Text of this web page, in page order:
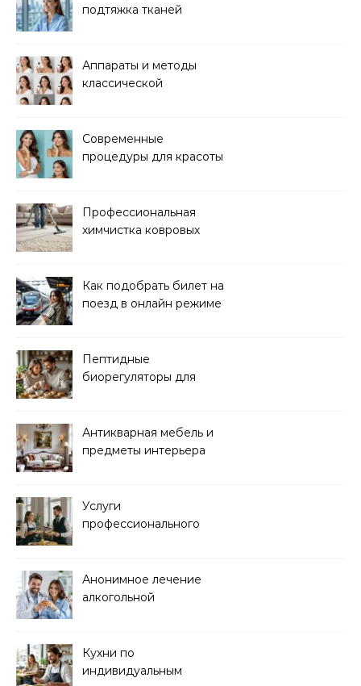
подтяжка тканей
Аппараты и методы
классической
Современные
процедуры для красоты
Профессиональная
химчистка ковровых
Как подобрать билет на
поезд в онлайн режиме
Пептидные
биорегуляторы для
Антикварная мебель и
предметы интерьера
Услуги
профессионального
формата
Анонимное лечение
алкогольной
Кухни по
индивидуальным